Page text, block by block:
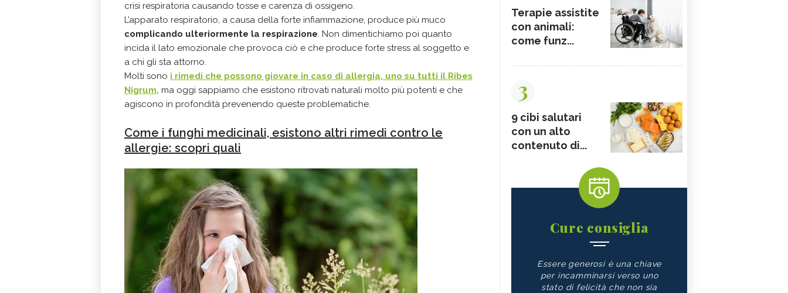
crisi respiratoria causando tosse e carenza di ossigeno.
L’apparato respiratorio, a causa della forte infiammazione, produce più muco
complicando ulteriormente la respirazione. Non dimentichiamo poi quanto
incida il lato emozionale che provoca ciò e che produce forte stress al soggetto e
a chi gli sta attorno.
Molti sono i rimedi che possono giovare in caso di allergia, uno su tutti il Ribes
Nigrum, ma oggi sappiamo che esistono ritrovati naturali molto più potenti e che
agiscono in profondità prevenendo queste problematiche.
Come i funghi medicinali, esistono altri rimedi contro le
allergie: scopri quali
Terapie assistite
con animali:
come funz...
3
9 cibi salutari
con un alto
contenuto di...
Cure consiglia
Essere generosi è una chiave
per incamminarsi verso uno
stato di felicità che non sia